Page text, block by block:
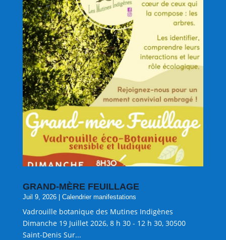
GRAND-MÈRE FEUILLAGE
Juil 9, 2026| Calendrier manifestations
Vadrouille botanique des Mutines Indigènes
Dimanche 19 Juillet 2026, 8 h 30 - 12 h 30, 30500
Saint-Denis Sur...